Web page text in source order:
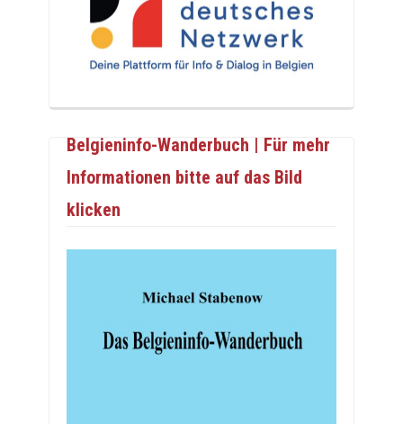
Belgieninfo-Wanderbuch | Für mehr
Informationen bitte auf das Bild
klicken